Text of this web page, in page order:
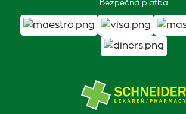
Bezpečná platba